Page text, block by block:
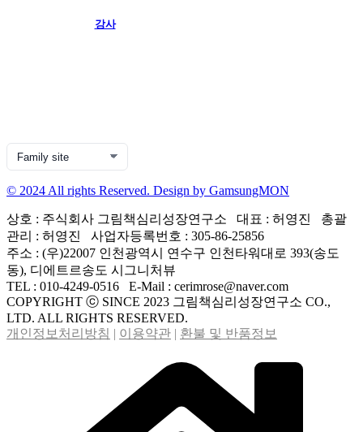
강사
© 2024 All rights Reserved. Design by GamsungMON
상호 : 주식회사 그림책심리성장연구소 대표 : 허영진 총괄
관리 : 허영진 사업자등록번호 : 305-86-25856
주소 : (우)22007 인천광역시 연수구 인천타워대로 393(송도
동), 디에트르송도 시그니처뷰
TEL : 010-4249-0516 E-Mail : cerimrose@naver.com
COPYRIGHT ⓒ SINCE 2023 그림책심리성장연구소 CO.,
LTD. ALL RIGHTS RESERVED.
개인정보처리방침 | 이용약관 | 환불 및 반품정보